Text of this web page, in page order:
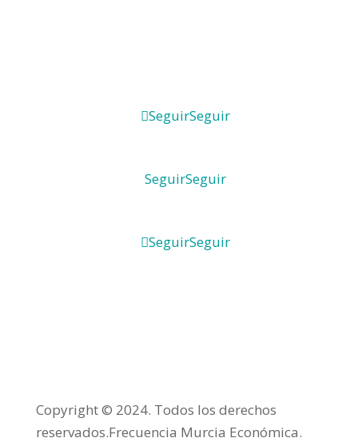
SeguirSeguir
SeguirSeguir
SeguirSeguir
Copyright © 2024. Todos los derechos
reservados.Frecuencia Murcia Económica.